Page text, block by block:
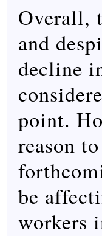
Overall,
and
decline
point.
reason
be
workers